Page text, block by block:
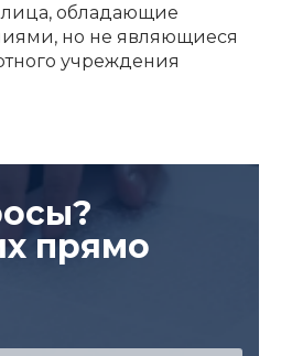
лица, обладающие
но не являющиеся
учреждения
прямо